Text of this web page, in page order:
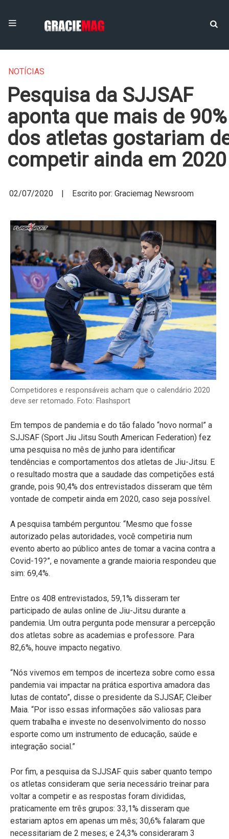
NOTÍCIAS
Pesquisa da SJJSAF
aponta que mais de 90%
dos atletas gostariam
competir ainda em 2020
02/07/2020 | Escrito por: Graciemag Newsroom
Competidores e responsáveis acham que o calendário 2020
deve ser retomado. Foto: Flashsport
Em tempos de pandemia e do tão falado “novo normal” a
SJJSAF (Sport Jiu Jitsu South American Federation) fez
uma pesquisa no mês de junho para identificar
tendências e comportamentos dos atletas de Jiu-Jitsu. E
o resultado mostra que a saudade das competições está
grande, pois 90,4% dos entrevistados disseram que têm
vontade de competir ainda em 2020, caso seja possível.
A pesquisa também perguntou: “Mesmo que fosse
autorizado pelas autoridades, você competiria num
evento aberto ao público antes de tomar a vacina contra a
Covid-19?”, e novamente a grande maioria respondeu que
sim: 69,4%.
Entre os 408 entrevistados, 59,1% disseram ter
participado de aulas online de Jiu-Jitsu durante a
pandemia. Um outra pergunta pode mensurar a percepção
dos atletas sobre as academias e professore. Para
82,6%, houve impacto negativo.
“Nós vivemos em tempos de incerteza sobre como essa
pandemia vai impactar na prática esportiva amadora das
lutas de contato”, disse o presidente da SJJSAF, Cleiber
Maia. “Por isso essas informações são valiosas para
quem trabalha e investe no desenvolvimento do nosso
esporte como um instrumento de educação, saúde e
integração social.”
Por fim, a pesquisa da SJJSAF quis saber quanto tempo
os atletas consideram que seria necessário treinar para
voltar a competir e as respostas foram divididas,
praticamente em três grupos: 33,1% disseram que
estariam aptos em apenas um mês; 30,6% falaram que
necessitariam de 2 meses; e 24,3% consideraram 3